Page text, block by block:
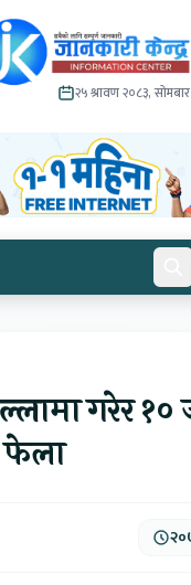
२५ श्रावण २०८३, सोमबार
गरेर
फेला